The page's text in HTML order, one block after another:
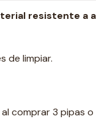
resistente a
de limpiar.
comprar 3 pipas o